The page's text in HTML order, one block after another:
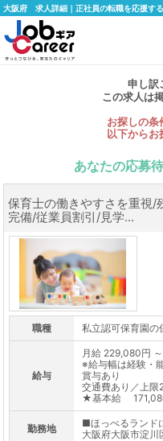
大阪府 求人詳細｜正社員の転職を応援す
申し訳
この求人は
お探しの条
以下からお
あなたの応募
保育士の働きやすさを重視/
完備/従業員割引/見学...
職種 私立認可保育園の
給与
月給 229,080円
※給与幅は経験・
賞与あり
交通費あり／上
★基本給
勤務地
■ほっぺるランド
大阪府大阪市淀